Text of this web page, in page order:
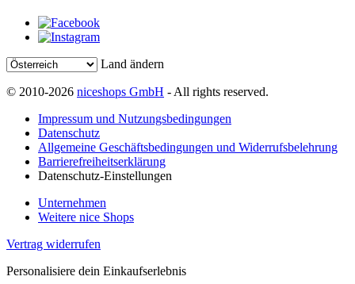
Land ändern
© 2010-2026 niceshops GmbH - All rights reserved.
Impressum und Nutzungsbedingungen
Datenschutz
Allgemeine Geschäftsbedingungen und Widerrufsbelehrung
Barrierefreiheitserklärung
Datenschutz-Einstellungen
Unternehmen
Weitere nice Shops
Vertrag widerrufen
Personalisiere dein Einkaufserlebnis